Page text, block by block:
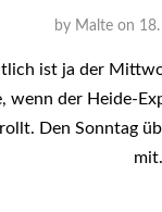
by Malte on
ist ja der
wenn der Heide-
Den Sonntag